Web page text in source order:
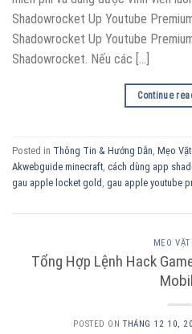
Shadowrocket Up Youtube
Shadowrocket Up Youtube
Shadowrocket. Nếu các […]
Continue
Posted in Thông Tin & Hướng Dẫn Mẹo
Akwebguide minecraft cách dùng app
gau apple locket gold gau apple youtube
MẸO
Tổng Hợp Lệnh Hack
POSTED ONTHÁNG 12 10,